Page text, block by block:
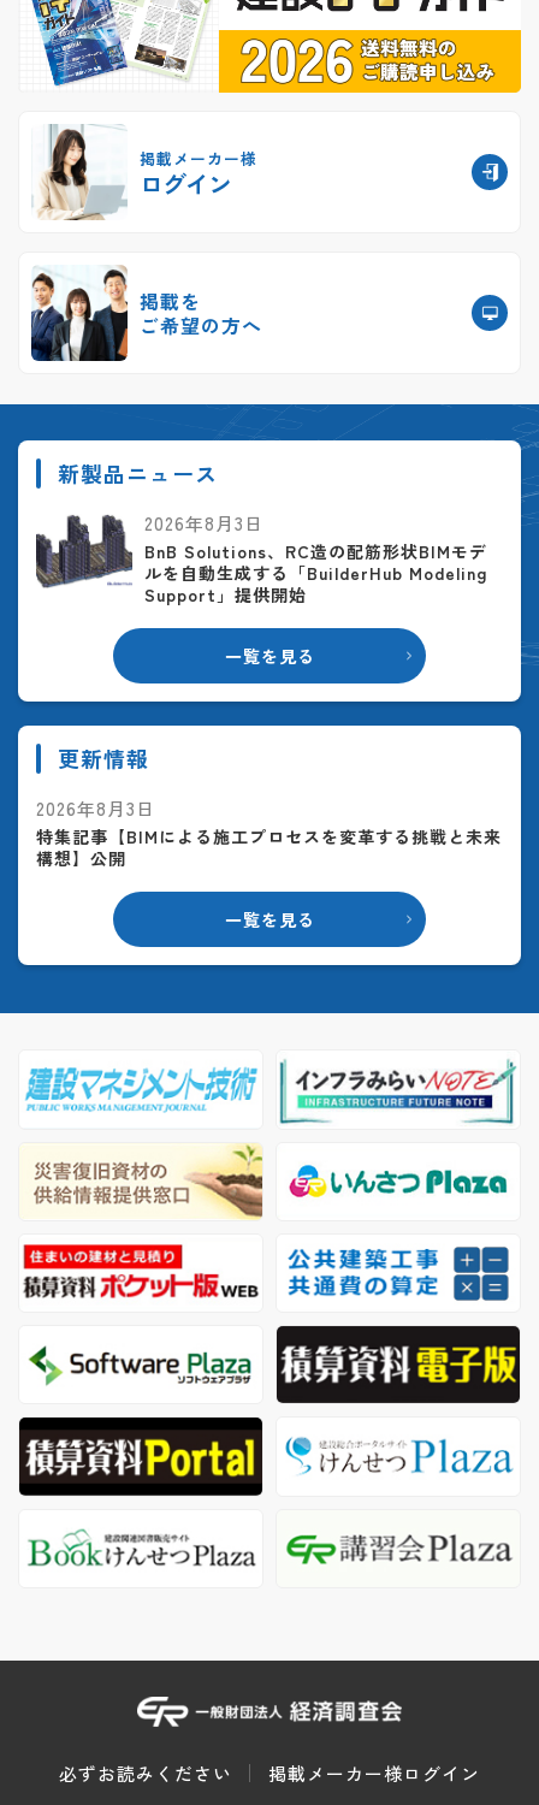
掲載メーカー様
ログイン
掲載を
ご希望の方へ
新製品ニュース
一覧を見る
2026年8月3日
BnB Solutions、RC造の配筋形状BIMモデ
ルを自動生成する「BuilderHub Modeling
Support」提供開始
更新情報
一覧を見る
2026年8月3日
特集記事【BIMによる施工プロセスを変革する挑戦と未来
構想】公開
必ずお読みください 掲載メーカー様ログイン